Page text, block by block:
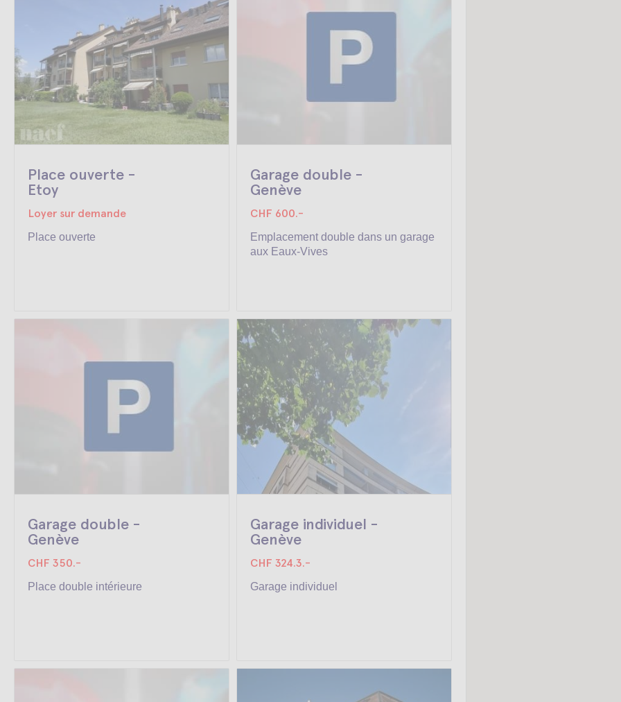
Place ouverte -
Etoy
Loyer sur demande
Place ouverte
Garage double -
Genève
CHF 600.-
Emplacement double dans un garage
aux Eaux-Vives
Garage double -
Genève
CHF 350.-
Place double intérieure
Garage individuel -
Genève
CHF 324.3.-
Garage individuel